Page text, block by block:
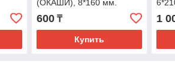
(ОКАШИ), 8*160 мм.
600₸
Купить
1